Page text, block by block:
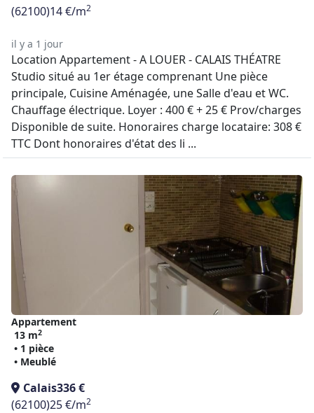
(62100)14 €/m2
il y a 1 jour
Location Appartement - A LOUER - CALAIS THÉATRE
Studio situé au 1er étage comprenant Une pièce
principale, Cuisine Aménagée, une Salle d'eau et WC.
Chauffage électrique. Loyer : 400 € + 25 € Prov/charges
Disponible de suite. Honoraires charge locataire: 308 €
TTC Dont honoraires d'état des li ...
Appartement
13 m2
• 1 pièce
• Meublé
Calais336 €
(62100)25 €/m2